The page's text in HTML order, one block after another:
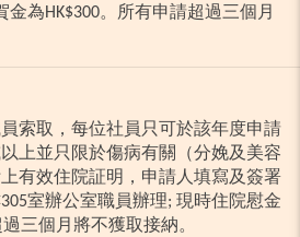
為HK$300。所有申請超過三個月
索取，每位社員只可於該年度申請
上並只限於傷病有關（分娩及美容
有效住院証明，申請人填寫及簽署
室辦公室職員辦理; 現時住院慰金
三個月將不獲取接納。